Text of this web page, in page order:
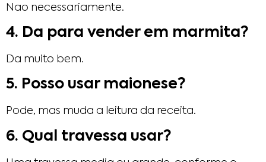
Nao necessariamente.
4. Da para vender em marmita?
Da muito bem.
5. Posso usar maionese?
Pode, mas muda a leitura da receita.
6. Qual travessa usar?